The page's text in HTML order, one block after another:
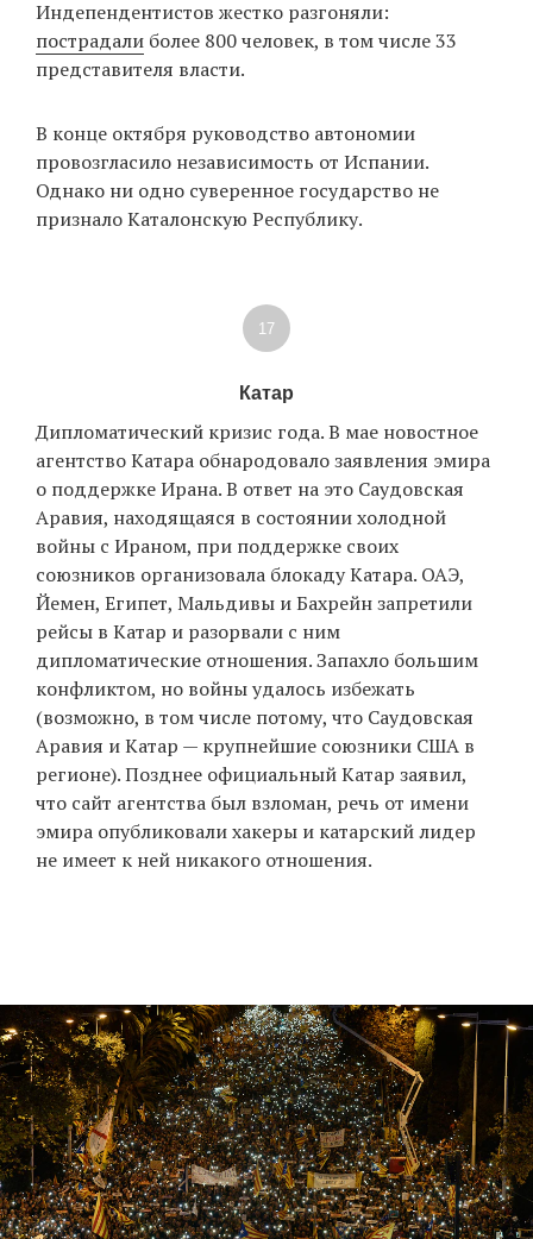
Индепендентистов жестко разгоняли:
пострадали более 800 человек, в том числе 33
представителя власти.
В конце октября руководство автономии
провозгласило независимость от Испании.
Однако ни одно суверенное государство не
признало Каталонскую Республику.
17
Катар
Дипломатический кризис года. В мае новостное
агентство Катара обнародовало заявления эмира
о поддержке Ирана. В ответ на это Саудовская
Аравия, находящаяся в состоянии холодной
войны с Ираном, при поддержке своих
союзников организовала блокаду Катара. ОАЭ,
Йемен, Египет, Мальдивы и Бахрейн запретили
рейсы в Катар и разорвали с ним
дипломатические отношения. Запахло большим
конфликтом, но войны удалось избежать
(возможно, в том числе потому, что Саудовская
Аравия и Катар — крупнейшие союзники США в
регионе). Позднее официальный Катар заявил,
что сайт агентства был взломан, речь от имени
эмира опубликовали хакеры и катарский лидер
не имеет к ней никакого отношения.